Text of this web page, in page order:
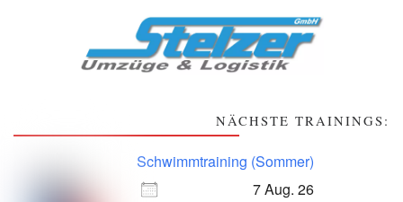
NÄCHSTE TRAININGS:
Schwimmtraining (Sommer)
7 Aug. 26